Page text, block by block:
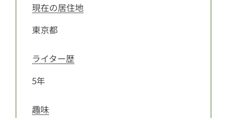
現在の居住地
東京都
ライター歴
5年
趣味